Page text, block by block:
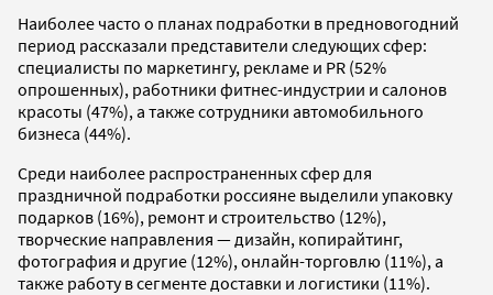
Наиболее часто о планах подработки в предновогодний
период рассказали представители следующих сфер:
специалисты по маркетингу, рекламе и PR (52%
опрошенных), работники фитнес-индустрии и салонов
красоты (47%), а также сотрудники автомобильного
бизнеса (44%).
Среди наиболее распространенных сфер для
праздничной подработки россияне выделили упаковку
подарков (16%), ремонт и строительство (12%),
творческие направления — дизайн, копирайтинг,
фотография и другие (12%), онлайн-торговлю (11%), а
также работу в сегменте доставки и логистики (11%).